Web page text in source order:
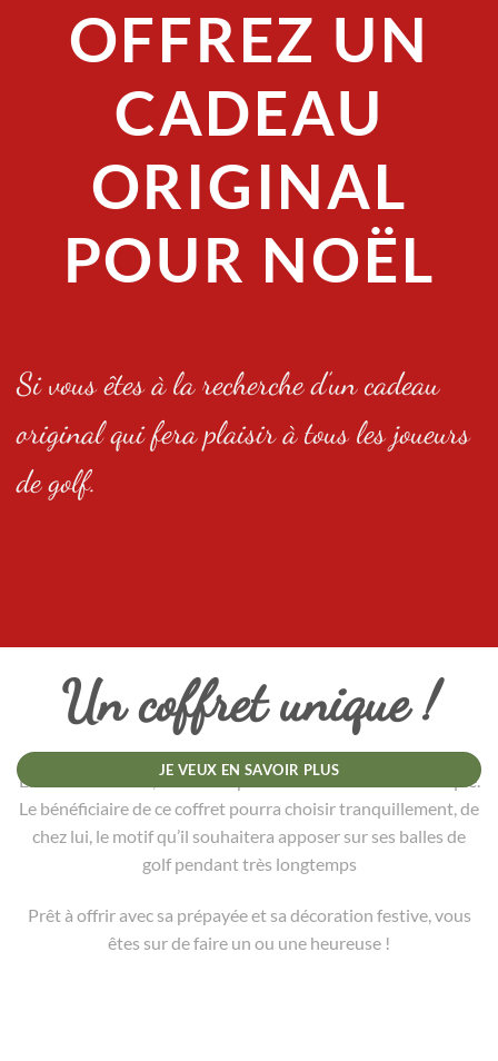
OFFREZ UN
CADEAU
ORIGINAL
POUR NOËL
Si vous êtes à la recherche d’un cadeau
original qui fera plaisir à tous les joueurs
de golf.
Un coffret unique !
En édition limitée, vous allez pouvoir offrir un cadeau unique.
Le bénéficiaire de ce coffret pourra choisir tranquillement, de
chez lui, le motif qu’il souhaitera apposer sur ses balles de
golf pendant très longtemps
Prêt à offrir avec sa prépayée et sa décoration festive, vous
êtes sur de faire un ou une heureuse !
JE VEUX EN SAVOIR PLUS